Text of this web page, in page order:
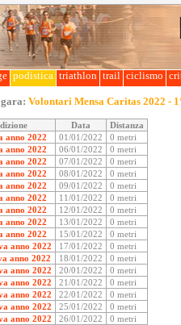
podistica triathlon trail ciclismo
gara: Volontari Mensa Caritas 2022 -
Data
Distanza
anno 2022
01/01/2022
0 metri
anno 2022
06/01/2022
0 metri
anno 2022
07/01/2022
0 metri
anno 2022
08/01/2022
0 metri
anno 2022
09/01/2022
0 metri
anno 2022
11/01/2022
0 metri
anno 2022
12/01/2022
0 metri
anno 2022
13/01/2022
0 metri
anno 2022
15/01/2022
0 metri
anno 2022
17/01/2022
0 metri
anno 2022
18/01/2022
0 metri
anno 2022
20/01/2022
0 metri
anno 2022
21/01/2022
0 metri
anno 2022
22/01/2022
0 metri
anno 2022
25/01/2022
0 metri
anno 2022
26/01/2022
0 metri